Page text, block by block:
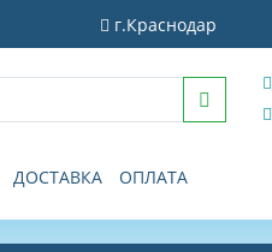
г.Краснодар
ДОСТАВКА ОПЛАТА